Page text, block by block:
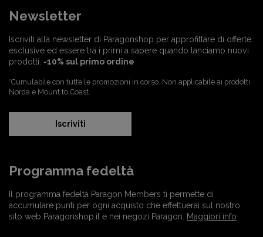
Newsletter
Iscriviti alla newsletter di Paragonshop per approfittare di offerte
esclusive ed essere tra i primi a sapere quando lanciamo nuovi
prodotti. -10% sul primo ordine
*Cumulabile con tutte le promozioni in corso. Non applicabile ai prodotti
Norda e Mount to Coast.
Iscriviti
Programma fedeltà
Il programma fedeltà Paragon Members ti permette di
accumulare punti per ogni acquisto che effettuerai sul nostro
sito web Paragonshop.it e nei negozi Paragon.
Maggiori info